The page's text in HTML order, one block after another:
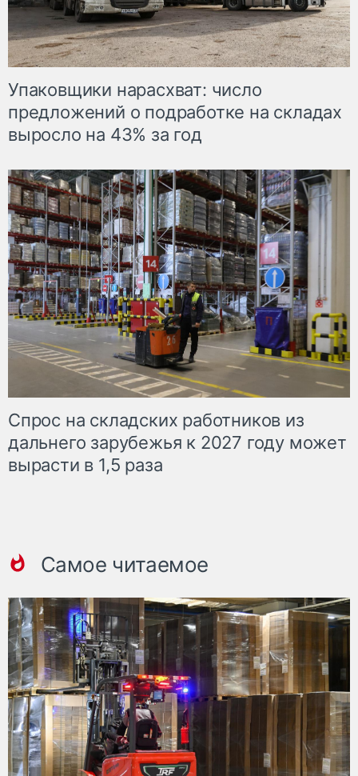
Упаковщики нарасхват: число
предложений о подработке на складах
выросло на 43% за год
Спрос на складских работников из
дальнего зарубежья к 2027 году может
вырасти в 1,5 раза
Самое читаемое